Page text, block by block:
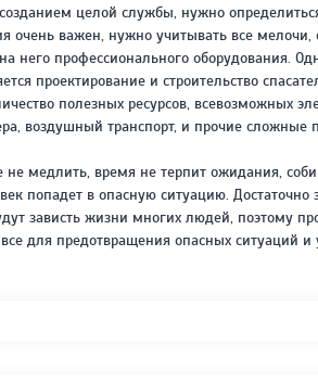
целой службы, нужно
очень важен, нужно учитывать все мелочи,
него профессионального оборудования.
проектирование и строительство
полезных ресурсов, всевозможных
воздушный транспорт, и прочие сложные
не медлить, время не терпит ожидания,
попадет в опасную ситуацию. Достаточно
зависть жизни многих людей, поэтому
для предотвращения опасных ситуаций и